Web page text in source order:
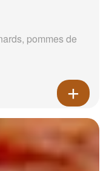
pommes de